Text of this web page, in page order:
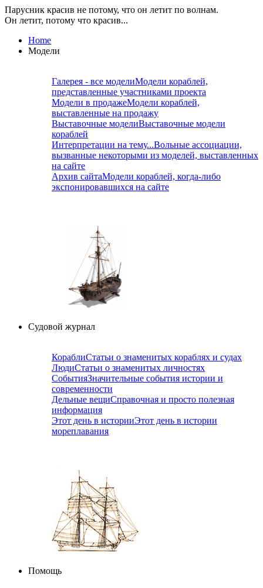
Парусник красив не потому, что он летит по волнам.
Он летит, потому что красив...
Home
Модели
Галерея - все моделиМодели кораблей,
представленные участниками проекта
Модели в продажеМодели кораблей,
выставленные на продажу
Выставочные моделиВыставочные модели
кораблей
Интерпретации на тему...Вольные ассоциации,
вызванные некоторыми из моделей, выставленных
на сайте
Архив сайтаМодели кораблей, когда-либо
экспонировавшихся на сайте
Судовой журнал
КораблиСтатьи о знаменитых кораблях и судах
ЛюдиСтатьи о знаменитых личностях
СобытияЗначительные события истории и
современности
Дельные вещиСправочная и просто полезная
информация
Этот день в историиЭтот день в истории
мореплавания
Помощь